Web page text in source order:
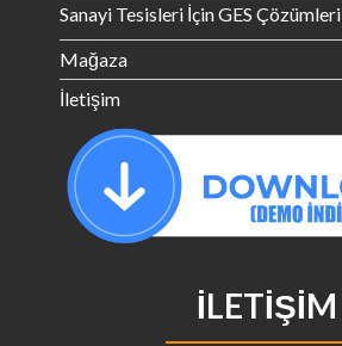
Sanayi Tesisleri İçin GES Çözümleri
Mağaza
İletişim
İLETIŞIM